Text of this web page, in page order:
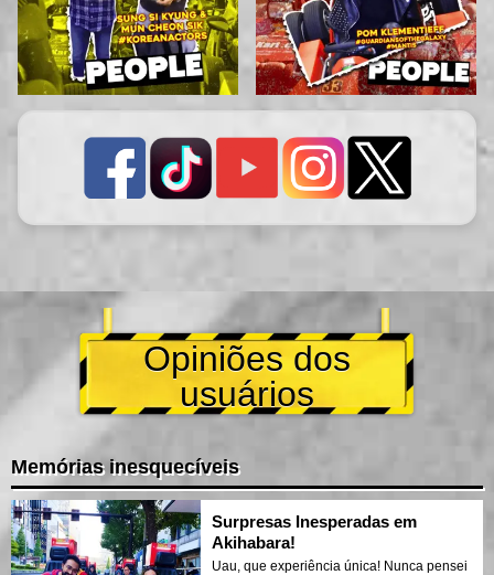
Opiniões dos
usuários
Memórias inesquecíveis
Surpresas Inesperadas em
Akihabara!
Uau, que experiência única! Nunca pensei